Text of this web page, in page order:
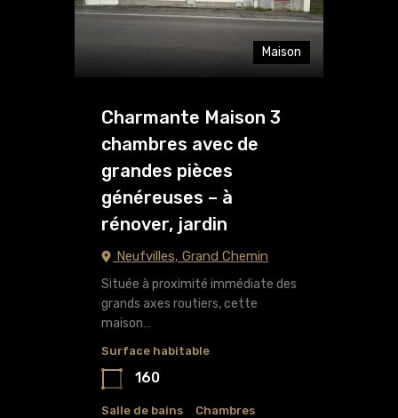
Maison
Charmante Maison 3
chambres avec de
grandes pièces
généreuses – à
rénover, jardin
Neufvilles, Grand Chemin
Située à proximité immédiate des
grands axes routiers, cette
maison…
Surface habitable
160
Salle de bains Chambres